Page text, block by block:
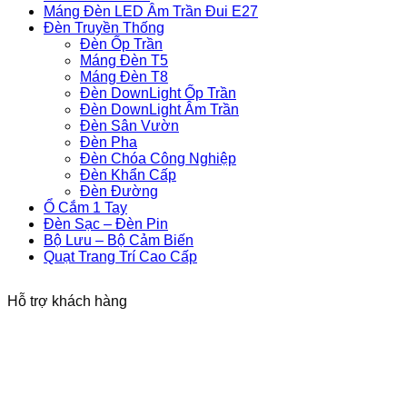
Máng Đèn LED Âm Trần Đui E27
Đèn Truyền Thống
Đèn Ốp Trần
Máng Đèn T5
Máng Đèn T8
Đèn DownLight Ốp Trần
Đèn DownLight Âm Trần
Đèn Sân Vườn
Đèn Pha
Đèn Chóa Công Nghiệp
Đèn Khẩn Cấp
Đèn Đường
Ổ Cắm 1 Tay
Đèn Sạc – Đèn Pin
Bộ Lưu – Bộ Cảm Biến
Quạt Trang Trí Cao Cấp
Hỗ trợ khách hàng